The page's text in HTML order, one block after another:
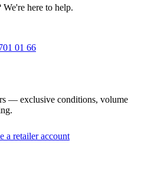
here to help.
01 66
— exclusive conditions, volume
a retailer account